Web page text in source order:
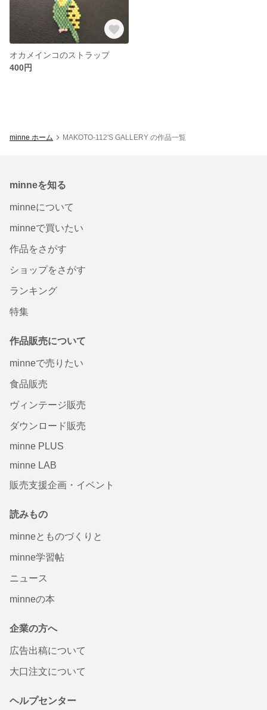
オカメインコのストラップ
400円
minne ホーム MAKOTO-112'S GALLERY の作品一覧
minneを知る
minneについて
minneで買いたい
作品をさがす
ショップをさがす
ランキング
特集
作品販売について
minneで売りたい
食品販売
ヴィンテージ販売
ダウンロード販売
minne PLUS
minne LAB
販売支援企画・イベント
読みもの
minneとものづくりと
minne学習帖
ニュース
minneの本
企業の方へ
広告出稿について
大口注文について
ヘルプセンター